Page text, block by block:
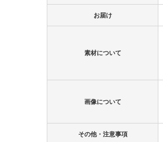
お届け
素材について
画像について
その他・注意事項